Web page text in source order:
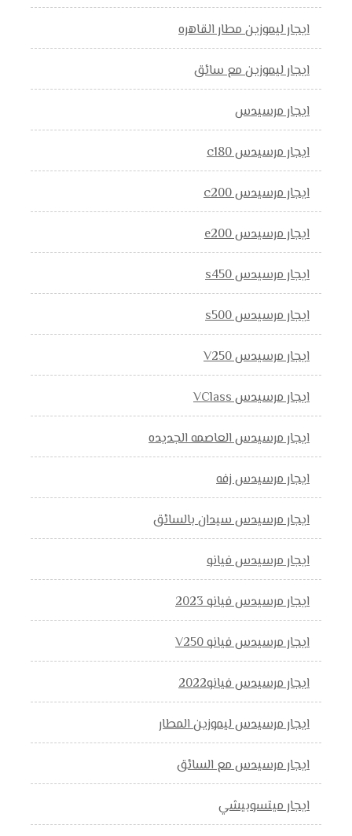
ايجار ليموزين مطار القاهره
ايجار ليموزين مع سائق
ايجار مرسيدس
ايجار مرسيدس c180
ايجار مرسيدس c200
ايجار مرسيدس e200
ايجار مرسيدس s450
ايجار مرسيدس s500
ايجار مرسيدس V250
ايجار مرسيدس VClass
ايجار مرسيدس العاصمه الجديده
ايجار مرسيدس زفه
ايجار مرسيدس سيدان بالسائق
ايجار مرسيدس فيانو
ايجار مرسيدس فيانو 2023
ايجار مرسيدس فيانو V250
ايجار مرسيدس فيانو2022
ايجار مرسيدس ليموزين المطار
ايجار مرسيدس مع السائق
ايجار ميتسوبيشي